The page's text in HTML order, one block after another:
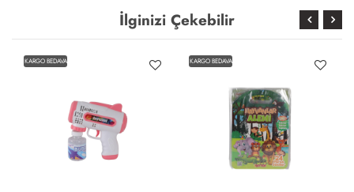
İlginizi Çekebilir
KARGO BEDAVA KARGO BEDAVA